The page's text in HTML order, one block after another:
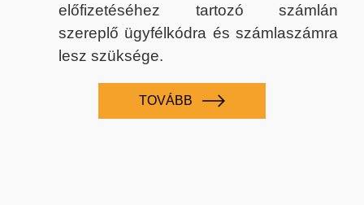
előfizetéséhez tartozó számlán
szereplő ügyfélkódra és számlaszámra
lesz szüksége.
TOVÁBB